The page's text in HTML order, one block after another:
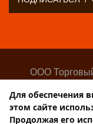
ООО
Для обеспечения
этом сайте
Продолжая его